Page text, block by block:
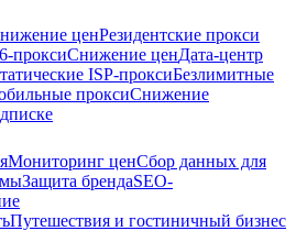
ценРезидентские прокси
проксиСнижение ценДата-центр
ISP-проксиБезлимитные
проксиСнижение
Мониторинг ценСбор данных для
Защита брендаSEO-
Путешествия и гостиничный бизнес